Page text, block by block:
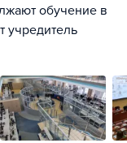
обучение в
учредитель